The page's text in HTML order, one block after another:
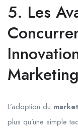
5. Les
L’adoption du
plus qu’une simple